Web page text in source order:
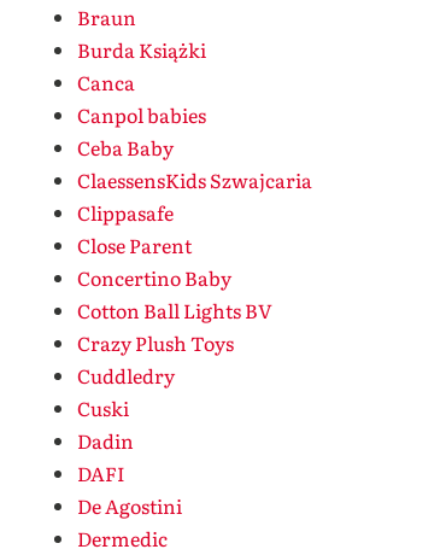
Braun
Burda Książki
Canca
Canpol babies
Ceba Baby
ClaessensKids Szwajcaria
Clippasafe
Close Parent
Concertino Baby
Cotton Ball Lights BV
Crazy Plush Toys
Cuddledry
Cuski
Dadin
DAFI
De Agostini
Dermedic